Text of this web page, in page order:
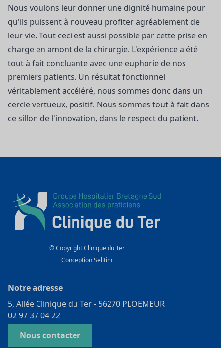
Nous voulons leur donner une dignité humaine pour
qu'ils puissent à nouveau profiter agréablement de
leur vie. Tout ceci est aussi possible par cette prise en
charge en amont de la chirurgie. L'expérience a été
tout à fait concluante avec une euphorie de nos
premiers patients. Un résultat fonctionnel
véritablement accéléré, nous sommes donc dans un
cercle vertueux, positif. Nous sommes tout à fait dans
ce sillon de l'innovation, dans le respect du patient.
© Copyright Clinique du Ter
ConceptionSelltim
Notre adresse
5, Allée Clinique du Ter - 56270 PLOEMEUR
02 97 37 04 22
Nous contacter